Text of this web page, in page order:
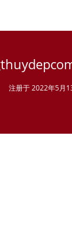
注册于2022年5月